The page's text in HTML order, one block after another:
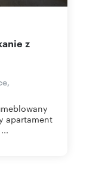
apartament